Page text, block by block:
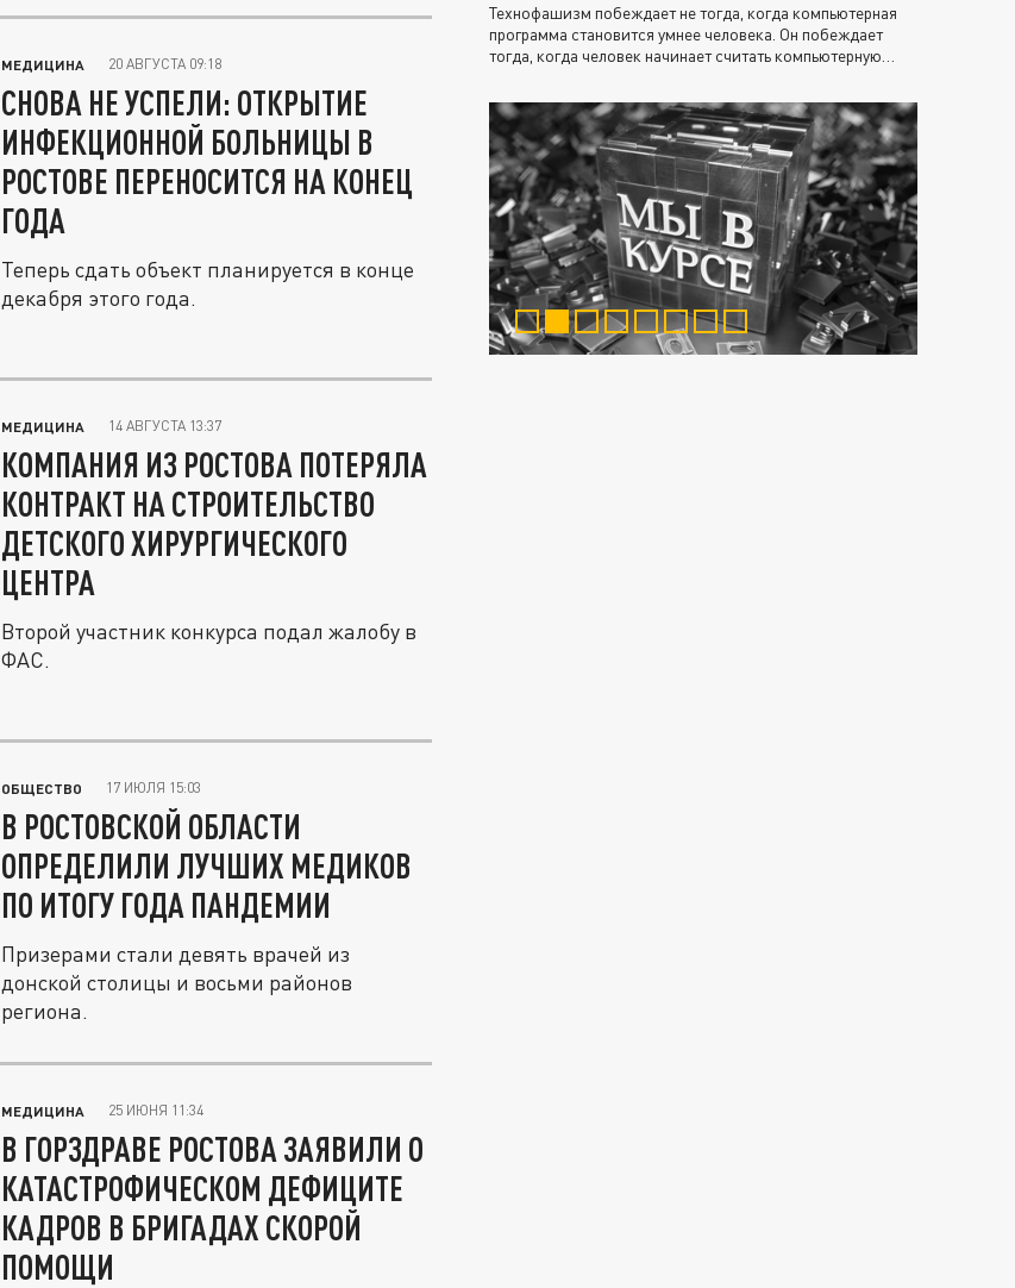
МЕДИЦИНА 20 АВГУСТА 09:18
СНОВА НЕ УСПЕЛИ: ОТКРЫТИЕ
ИНФЕКЦИОННОЙ БОЛЬНИЦЫ В
РОСТОВЕ ПЕРЕНОСИТСЯ НА КОНЕЦ
ГОДА
Теперь сдать объект планируется в конце
декабря этого года.
МЕДИЦИНА 14 АВГУСТА 13:37
КОМПАНИЯ ИЗ РОСТОВА ПОТЕРЯЛА
КОНТРАКТ НА СТРОИТЕЛЬСТВО
ДЕТСКОГО ХИРУРГИЧЕСКОГО
ЦЕНТРА
Второй участник конкурса подал жалобу в
ФАС.
ОБЩЕСТВО 17 ИЮЛЯ 15:03
В РОСТОВСКОЙ ОБЛАСТИ
ОПРЕДЕЛИЛИ ЛУЧШИХ МЕДИКОВ
ПО ИТОГУ ГОДА ПАНДЕМИИ
Призерами стали девять врачей из
донской столицы и восьми районов
региона.
МЕДИЦИНА 25 ИЮНЯ 11:34
В ГОРЗДРАВЕ РОСТОВА ЗАЯВИЛИ О
КАТАСТРОФИЧЕСКОМ ДЕФИЦИТЕ
КАДРОВ В БРИГАДАХ СКОРОЙ
ПОМОЩИ
Технофашизм побеждает не тогда, когда компьютерная
программа становится умнее человека. Он побеждает
тогда, когда человек начинает считать компьютерную